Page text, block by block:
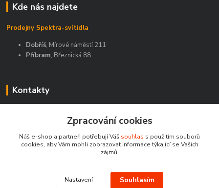
Kde nás najdete
Prodejny Spektra-svítidla
Dobříš, Mírové náměstí 211
Příbram, Březnická 88
Kontakty
+420 603 811 188
spektra-svitidla@seznam.cz
Zpracování cookies
Náš e-shop a partneři potřebují Váš souhlas s použitím souborů
cookies, aby Vám mohli zobrazovat informace týkající se Vašich
zájmů.
Nastavení Souhlasím